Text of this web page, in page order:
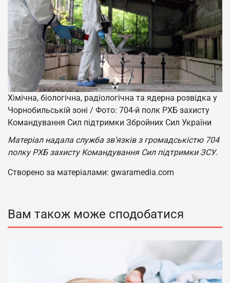
Хімічна, біологічна, радіологічна та ядерна розвідка у
Чорнобильській зоні / Фото: 704-й полк РХБ захисту
Командування Сил підтримки Збройних Сил України
Матеріал надала служба зв’язків з громадськістю 704
полку РХБ захисту Командування Сил підтримки ЗСУ.
Створено за матеріалами: gwaramedia.com
Вам також може сподобатися